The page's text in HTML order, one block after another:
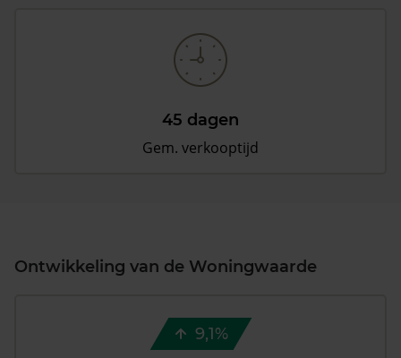
45 dagen
Gem. verkooptijd
Ontwikkeling van de Woningwaarde
9,1%